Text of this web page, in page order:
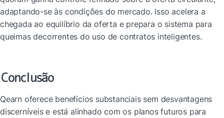
adaptando-se às condições do mercado. Isso acelera a
chegada ao equilíbrio da oferta e prepara o sistema para
queimas decorrentes do uso de contratos inteligentes.
Conclusão
Qearn oferece benefícios substanciais sem desvantagens
discerníveis e está alinhado com os planos futuros para